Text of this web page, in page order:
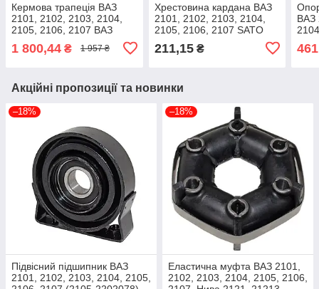
Кермова трапеція ВАЗ
2101, 2102, 2103, 2104,
2105, 2106, 2107 ВАЗ
2105, 2106, 2107 ДК 2101-
1 800,44 ₴ 1 957 ₴
Хрестовина кардана ВАЗ
2101, 2102, 2103, 2104,
2105, 2106, 2107 SATO
211,15₴
ВАЗ
Акційні пропозиції та новинки
–18%
Підвісний підшипник ВАЗ
2101, 2102, 2103, 2104, 2105,
–18%
Еластична муфта ВАЗ 2101,
2102, 2103, 2104, 2105, 2106,